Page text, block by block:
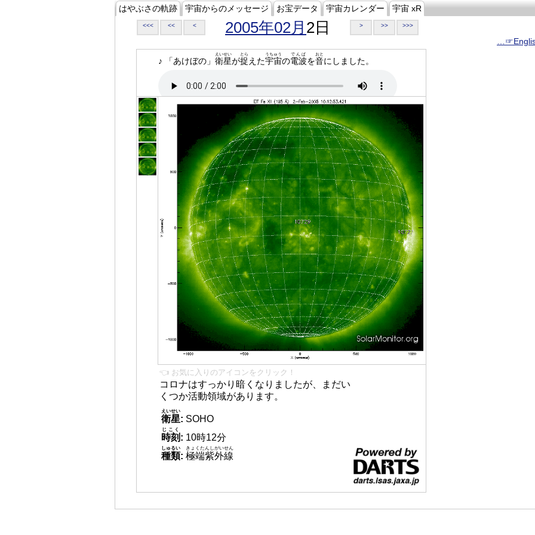
はやぶさの軌跡 宇宙からのメッセージ お宝データ 宇宙カレンダー 宇宙 xR
<<< << < 2005年02月 2日 > >> >>>
♪ 「あけぼの」 衛星
えいせい
が捉
とら
えた宇宙
うちゅう
の電波
でんぱ
を音
おと
にしました。
👈 お気に入りのアイコンをクリック！
コロナはすっかり暗くなりましたが、まだい
くつか活動領域があります。
衛星
えいせい
: SOHO
時刻
じこく
: 10時12分
種類
しゅるい
: 極端紫外線
きょくたんしがいせん